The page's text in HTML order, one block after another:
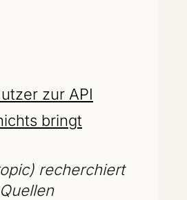
zur API
bringt
recherchiert